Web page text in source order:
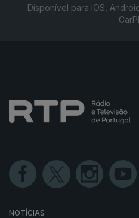
Disponível para iOS,
NOTÍCIAS